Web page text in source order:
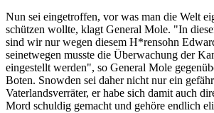
Nun sei eingetroffen, vor was man die Welt
schützen wollte, klagt General Mole. "In
sind wir nur wegen diesem H*rensohn
seinetwegen musste die Überwachung der
eingestellt werden", so General Mole
Boten. Snowden sei daher nicht nur ein
Vaterlandsverräter, er habe sich damit auch
Mord schuldig gemacht und gehöre endlich